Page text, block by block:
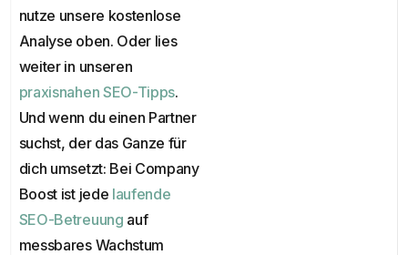
nutze unsere kostenlose
Analyse oben. Oder lies
weiter in unseren
praxisnahen SEO-Tipps.
Und wenn du einen Partner
suchst, der das Ganze für
dich umsetzt: Bei Company
Boost ist jede laufende
SEO-Betreuung auf
messbares Wachstum